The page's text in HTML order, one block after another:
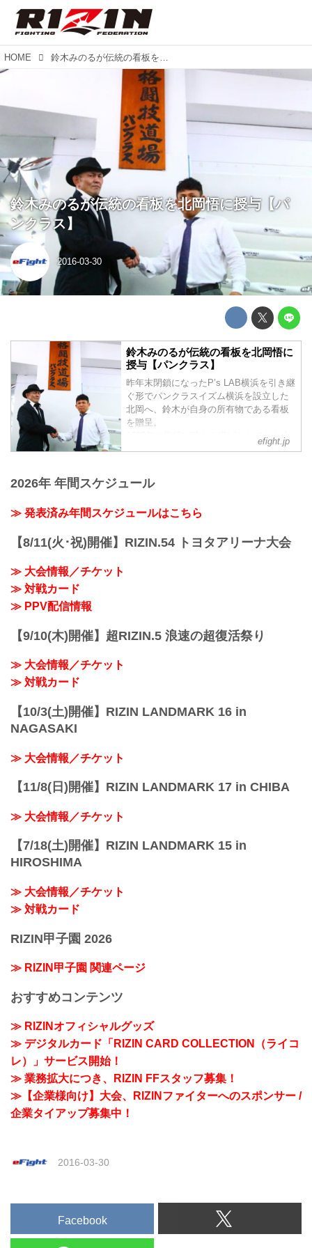
HOME 鈴木みのるが伝統の看板を北岡悟に授与【パンクラス】
鈴木みのるが伝統の看板を北岡悟に授与【パ
ンクラス】
2016-03-30
鈴木みのるが伝統の看板を北岡悟に
授与【パンクラス】
昨年末閉鎖になったP’s LAB横浜を引き継
ぐ形でパンクラスイズム横浜を設立した
北岡へ、鈴木が自身の所有物である看板
を贈呈。
1993年の旗揚げ時から掲げられてきた由
緒ある物を贈呈した鈴木は
とコメント
efight.jp
2026年 年間スケジュール
≫ 発表済み年間スケジュールはこちら
【8/11(火･祝)開催】RIZIN.54 トヨタアリーナ大会
≫ 大会情報／チケット
≫ 対戦カード
≫ PPV配信情報
【9/10(木)開催】超RIZIN.5 浪速の超復活祭り
≫ 大会情報／チケット
≫ 対戦カード
【10/3(土)開催】RIZIN LANDMARK 16 in
NAGASAKI
≫ 大会情報／チケット
【11/8(日)開催】RIZIN LANDMARK 17 in CHIBA
≫ 大会情報／チケット
【7/18(土)開催】RIZIN LANDMARK 15 in
HIROSHIMA
≫ 大会情報／チケット
≫ 対戦カード
RIZIN甲子園 2026
≫ RIZIN甲子園 関連ページ
おすすめコンテンツ
≫ RIZINオフィシャルグッズ
≫ デジタルカード「RIZIN CARD COLLECTION（ライコ
レ）」サービス開始！
≫ 業務拡大につき、RIZIN FFスタッフ募集！
≫【企業様向け】大会、RIZINファイターへのスポンサー /
企業タイアップ募集中！
2016-03-30
Facebook